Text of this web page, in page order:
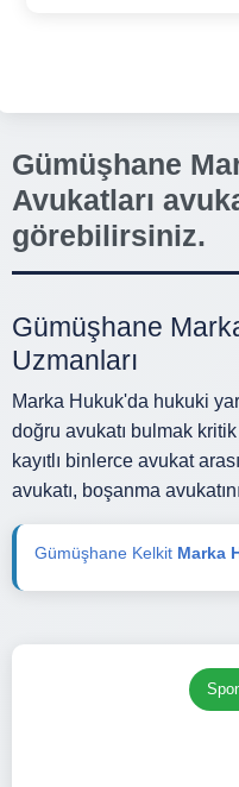
Gümüşhane
Avukatları
görebilirsiniz.
Gümüşhane
Uzmanları
Marka Hukuk'da hukuki
doğru avukatı bulmak
kayıtlı binlerce avukat
avukatı, boşanma
Gümüşhane Kelkit Marka